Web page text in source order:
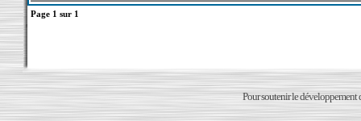
Page 1 sur 1
Pour soutenir le développement